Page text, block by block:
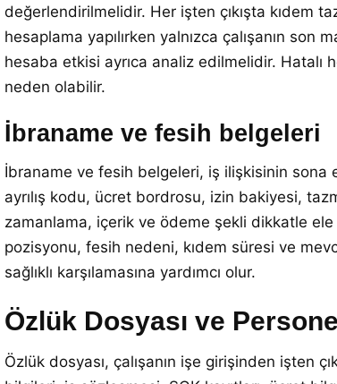
değerlendirilmelidir. Her işten çıkışta kıdem
hesaplama yapılırken yalnızca çalışanın
hesaba etkisi ayrıca analiz edilmelidir. Hatalı
neden olabilir.
İbraname ve fesih belgeleri
İbraname ve fesih belgeleri, iş ilişkisinin sona
ayrılış kodu, ücret bordrosu, izin bakiyesi,
zamanlama, içerik ve ödeme şekli dikkatle ele
pozisyonu, fesih nedeni, kıdem süresi ve
sağlıklı karşılamasına yardımcı olur.
Özlük Dosyası ve
Özlük dosyası, çalışanın işe girişinden işten